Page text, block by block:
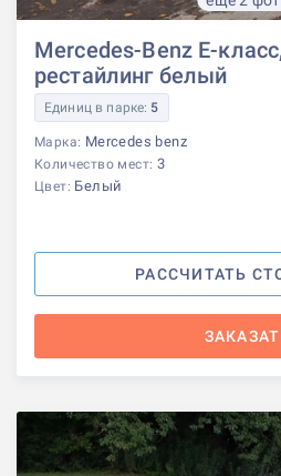
Mercedes-Benz E-
рестайлинг белый
Единиц в парке: 5
Марка: Mercedes benz
Количество мест: 3
Цвет: Белый
РАССЧИТАТЬ